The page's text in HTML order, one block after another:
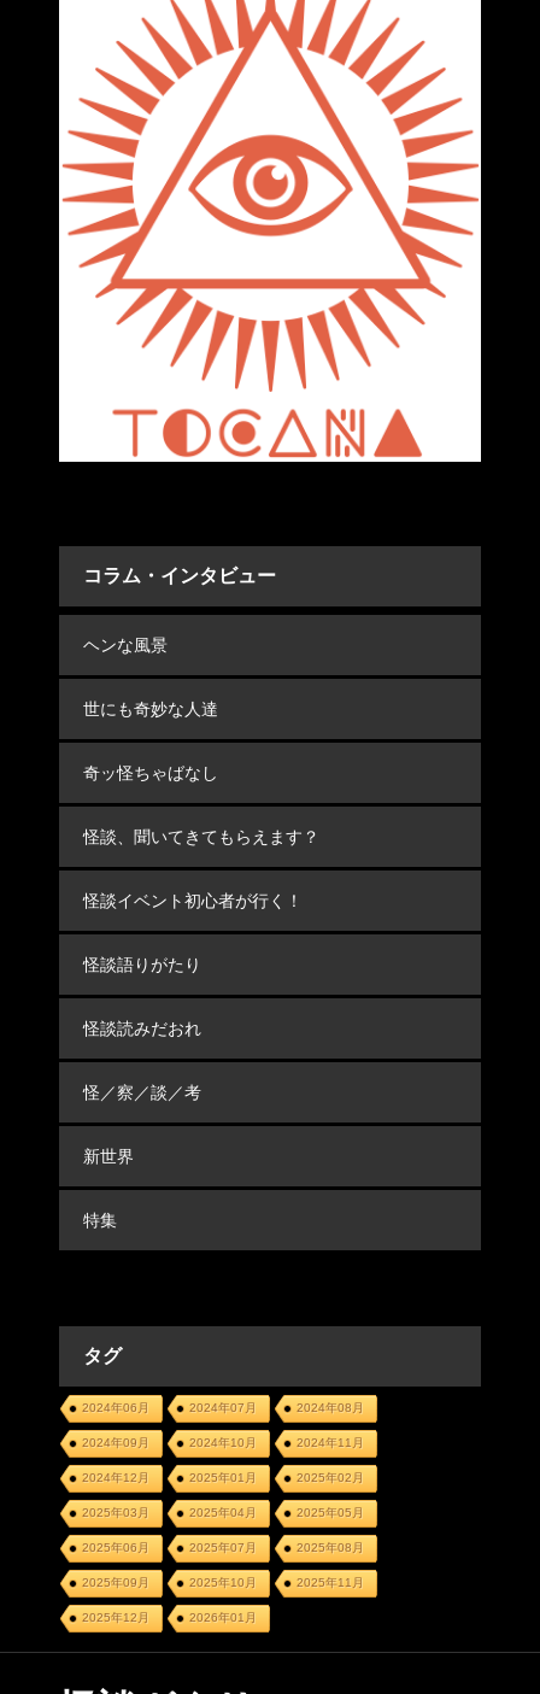
コラム・インタビュー
ヘンな風景
世にも奇妙な人達
奇ッ怪ちゃばなし
怪談、聞いてきてもらえます？
怪談イベント初心者が行く！
怪談語りがたり
怪談読みだおれ
怪／察／談／考
新世界
特集
タグ
2024年06月 2024年07月 2024年08月
2024年09月 2024年10月 2024年11月
2024年12月 2025年01月 2025年02月
2025年03月 2025年04月 2025年05月
2025年06月 2025年07月 2025年08月
2025年09月 2025年10月 2025年11月
2025年12月 2026年01月